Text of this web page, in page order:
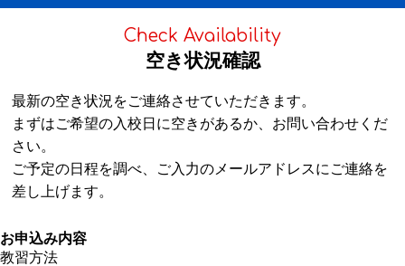
Check Availability
空き状況確認
最新の空き状況をご連絡させていただきます。
まずはご希望の入校日に空きがあるか、お問い合わせくだ
さい。
ご予定の日程を調べ、ご入力のメールアドレスにご連絡を
差し上げます。
お申込み内容
教習方法